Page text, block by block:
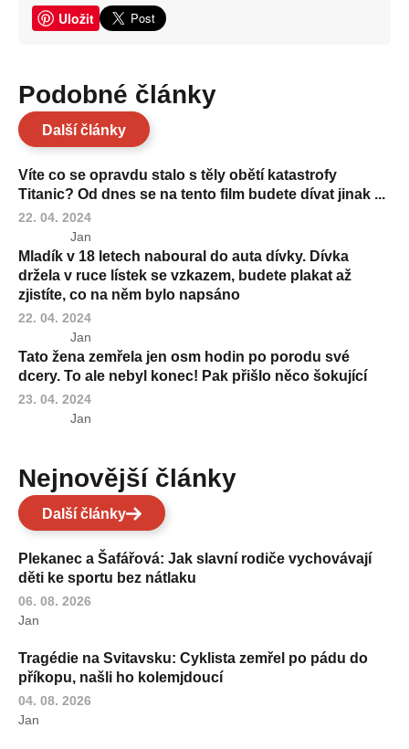
Uložit
Podobné články
Další články
Víte co se opravdu stalo s těly obětí katastrofy
Titanic? Od dnes se na tento film budete dívat jinak ...
22. 04. 2024
Jan
Mladík v 18 letech naboural do auta dívky. Dívka
držela v ruce lístek se vzkazem, budete plakat až
zjistíte, co na něm bylo napsáno
22. 04. 2024
Jan
Tato žena zemřela jen osm hodin po porodu své
dcery. To ale nebyl konec! Pak přišlo něco šokující
23. 04. 2024
Jan
Nejnovější články
Další články
Plekanec a Šafářová: Jak slavní rodiče vychovávají
děti ke sportu bez nátlaku
06. 08. 2026
Jan
Tragédie na Svitavsku: Cyklista zemřel po pádu do
příkopu, našli ho kolemjdoucí
04. 08. 2026
Jan